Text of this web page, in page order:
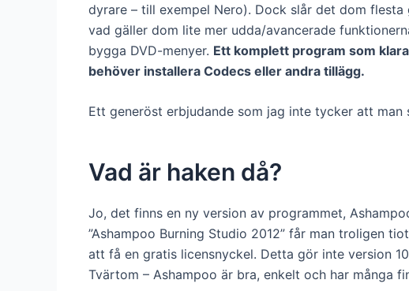
dyrare – till exempel Nero). Dock slår det dom
vad gäller dom lite mer udda/avancerade
bygga DVD-menyer. Ett komplett program som
behöver installera Codecs eller andra tillägg.
Ett generöst erbjudande som jag inte tycker att man
Vad är haken då?
Jo, det finns en ny version av programmet,
”Ashampoo Burning Studio 2012” får man troligen
att få en gratis licensnyckel. Detta gör inte version
Tvärtom – Ashampoo är bra, enkelt och har många